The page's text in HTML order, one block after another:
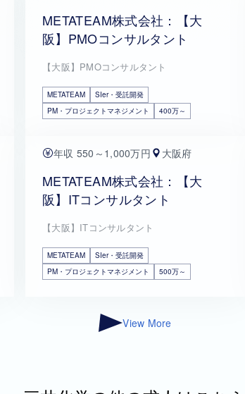
METATEAM株式会社：【大
阪】PMOコンサルタント
【大阪】PMOコンサルタント
METATEAM
SIer・受託開発
PM・プロジェクトマネジメント
400万～
年収 550～1,000万円 大阪府
METATEAM株式会社：【大
阪】ITコンサルタント
【大阪】ITコンサルタント
METATEAM
SIer・受託開発
PM・プロジェクトマネジメント
500万～
View More